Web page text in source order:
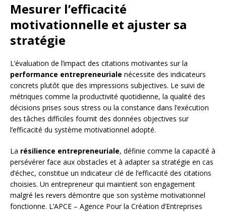
Mesurer l’efficacité
motivationnelle et ajuster sa
stratégie
L’évaluation de l’impact des citations motivantes sur la
performance entrepreneuriale nécessite des indicateurs
concrets plutôt que des impressions subjectives. Le suivi de
métriques comme la productivité quotidienne, la qualité des
décisions prises sous stress ou la constance dans l’exécution
des tâches difficiles fournit des données objectives sur
l’efficacité du système motivationnel adopté.
La résilience entrepreneuriale, définie comme la capacité à
persévérer face aux obstacles et à adapter sa stratégie en cas
d’échec, constitue un indicateur clé de l’efficacité des citations
choisies. Un entrepreneur qui maintient son engagement
malgré les revers démontre que son système motivationnel
fonctionne. L’APCE – Agence Pour la Création d’Entreprises